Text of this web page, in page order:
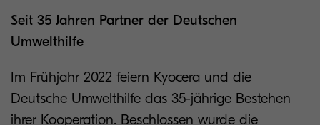
Seit 35 Jahren Partner der Deutschen
Umwelthilfe
Im Frühjahr 2022 feiern Kyocera und die
Deutsche Umwelthilfe das 35-jährige Bestehen
ihrer Kooperation. Beschlossen wurde die